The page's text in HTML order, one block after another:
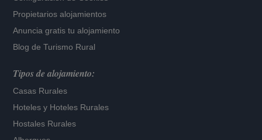
Propietarios alojamientos
Anuncia gratis tu alojamiento
Blog de Turismo Rural
Tipos de alojamiento:
Casas Rurales
Hoteles y Hoteles Rurales
Hostales Rurales